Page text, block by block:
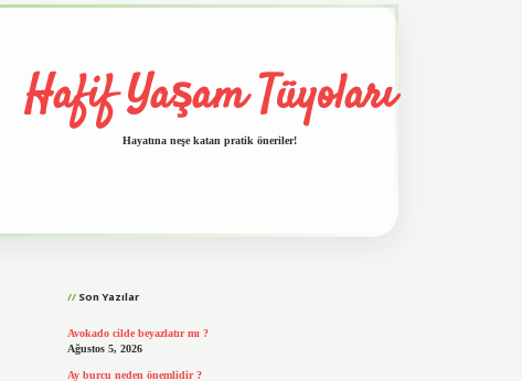
Hafif Yaşam Tüyoları
Hayatına neşe katan pratik öneriler!
Son Yazılar
Avokado cilde beyazlatır mı ?
Ağustos 5, 2026
Ay burcu neden önemlidir ?